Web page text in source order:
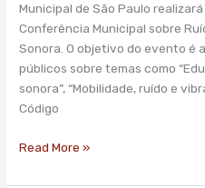
Municipal de São Paulo
Conferência Municipal sobre
Sonora. O objetivo do evento é
públicos sobre temas como
sonora”, “Mobilidade, ruído e
Código
sonora
Read More »